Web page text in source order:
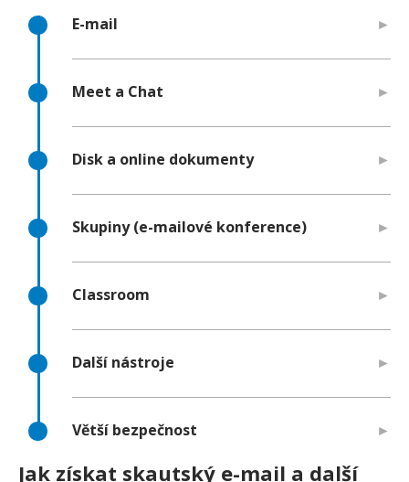
E-mail
Meet a Chat
Disk a online dokumenty
Skupiny (e-mailové konference)
Classroom
Další nástroje
Větší bezpečnost
Jak získat skautský e-mail a další